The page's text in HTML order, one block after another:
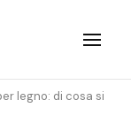
legno: di cosa si